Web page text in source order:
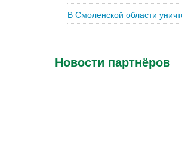
В Смоленской области
Новости партнёров